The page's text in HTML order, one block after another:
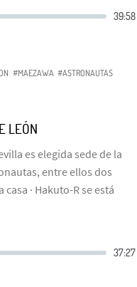
#MAEZAWA #ASTRONAUTAS
LEÓN
es elegida sede de la
entre ellos dos
· Hakuto-R se está